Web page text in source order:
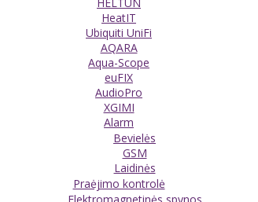
HeatIT
Ubiquiti UniFi
AQARA
Aqua-Scope
euFIX
AudioPro
XGIMI
Alarm
Bevielės
GSM
Laidinės
Praėjimo kontrolė
Elektromagnetinės spynos